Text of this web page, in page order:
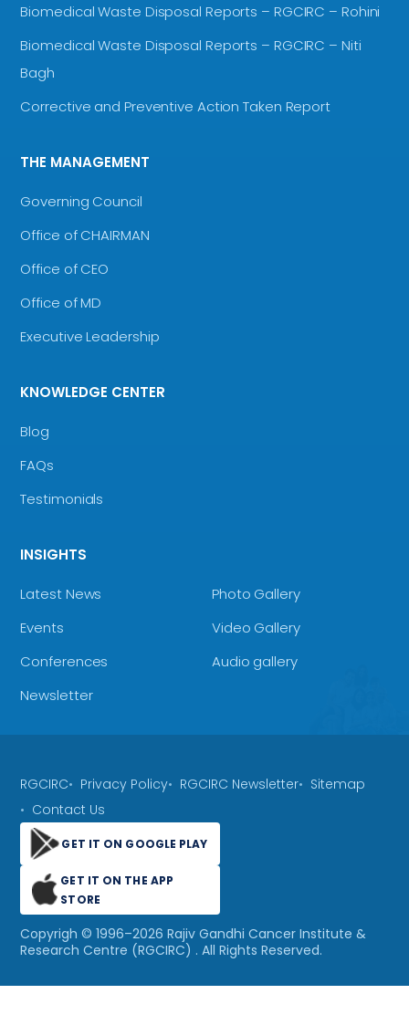
Biomedical Waste Disposal Reports – RGCIRC – Rohini
Biomedical Waste Disposal Reports – RGCIRC – Niti
Bagh
Corrective and Preventive Action Taken Report
THE MANAGEMENT
Governing Council
Office of CHAIRMAN
Office of CEO
Office of MD
Executive Leadership
KNOWLEDGE CENTER
Blog
FAQs
Testimonials
INSIGHTS
Latest News
Events
Conferences
Newsletter
Photo Gallery
Video Gallery
Audio gallery
RGCIRC Privacy Policy RGCIRC Newsletter
Sitemap
Contact Us
GET IT ON GOOGLE PLAY
GET IT ON THE APP
STORE
Copyrigh © 1996–2026 Rajiv Gandhi Cancer Institute &
Research Centre (RGCIRC) . All Rights Reserved.